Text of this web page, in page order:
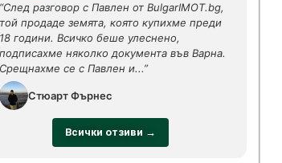
“След разговор с Павлен от BulgarIMOT.bg,
той продаде земята, която купихме преди
18 години. Всичко беше улеснено,
подписахме няколко документа във Варна.
Срещнахме се с Павлен и...”
Стюарт Фърнес
Всички отзиви →